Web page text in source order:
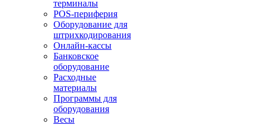
терминалы
POS-периферия
Оборудование для
штрихкодирования
Онлайн-кассы
Банковское
оборудование
Расходные
материалы
Программы для
оборудования
Весы